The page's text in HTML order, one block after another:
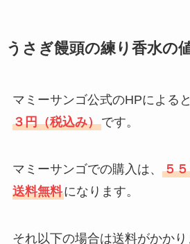
うさぎ饅頭の練り香水の
マミーサンゴ公式のHPによると
３円（税込み）です。
マミーサンゴでの購入は、 ５
送料無料になります。
それ以下の場合は送料がかかり